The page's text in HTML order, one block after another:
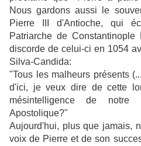
Nous gardons aussi le
Pierre III d'Antioche, qui
Patriarche de
discorde de celui-ci en 1054
Silva-Candida:
"Tous les malheurs présents
d'ici, je veux dire de cette
mésintelligence de
Apostolique?"
Aujourd'hui, plus que jamais,
voix de Pierre et de son